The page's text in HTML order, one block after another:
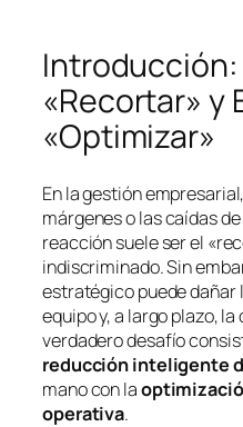
Introducción:
«Recortar» y
«Optimizar»
En la gestión
márgenes o las caídas
reacción suele ser el
indiscriminado. Sin
estratégico puede dañar
equipo y, a largo plazo,
verdadero desafío
reducción inteligente
mano con la
operativa.